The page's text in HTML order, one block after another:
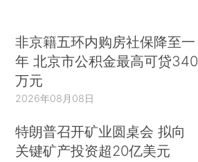
非京籍五环内购房社保降至一
年 北京市公积金最高可贷340
万元
2026年08月08日
特朗普召开矿业圆桌会 拟向
关键矿产投资超20亿美元